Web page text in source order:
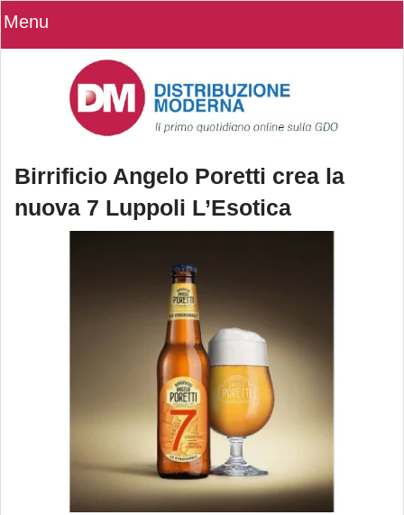
Menu
Birrificio Angelo Poretti crea la
nuova 7 Luppoli L’Esotica